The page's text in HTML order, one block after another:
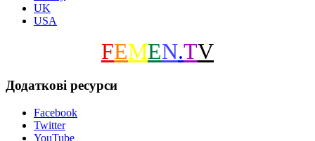
UK
USA
FEMEN.TV
Додаткові ресурси
Facebook
Twitter
YouTube